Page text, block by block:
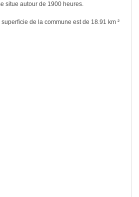
situe autour de 1900 heures.
de la commune est de 18.91 km ²